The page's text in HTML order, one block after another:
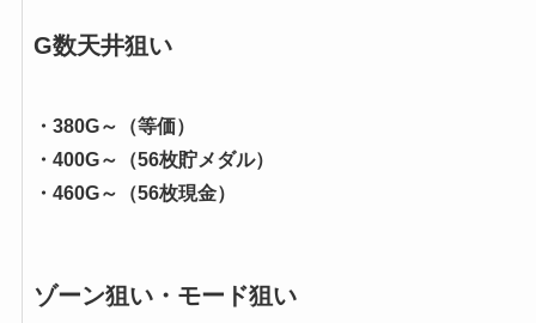
G数天井狙い
・380G～（等価）
・400G～（56枚貯メダル）
・460G～（56枚現金）
ゾーン狙い・モード狙い